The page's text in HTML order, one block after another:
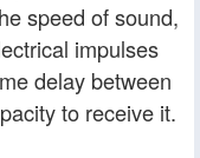
speed of sound,
impulses
delay between
to receive it.